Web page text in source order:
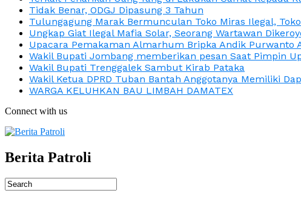
Tidak Benar, ODGJ Dipasung 3 Tahun
Tulungagung Marak Bermunculan Toko Miras Ilegal,
Ungkap Giat Ilegal Mafia Solar, Seorang Wartawan
Upacara Pemakaman Almarhum Bripka Andik Purwanto
Wakil Bupati Jombang memberikan pesan Saat Pimpin
Wakil Bupati Trenggalek Sambut Kirab Pataka
Wakil Ketua DPRD Tuban Bantah Anggotanya Memiliki
WARGA KELUHKAN BAU LIMBAH DAMATEX
Connect with us
Berita Patroli